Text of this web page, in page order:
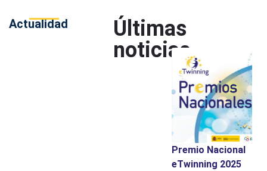
Actualidad
Últimas
noticias
Premio Nacional
eTwinning 2025